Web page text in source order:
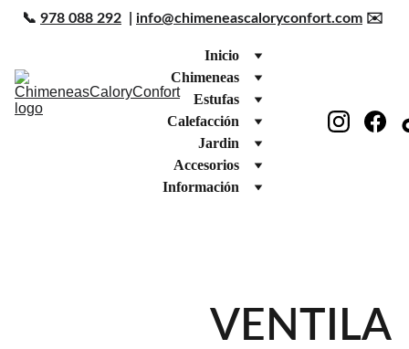
📞 978 088 292 info@chimeneascaloryconfort.com ✉️
Inicio
Chimeneas
Estufas
Calefacción
Jardin
Accesorios
Información
VENTILA